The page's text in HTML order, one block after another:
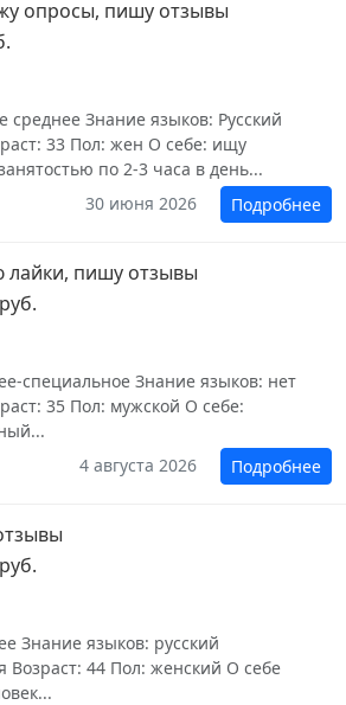
опросы, пишу отзывы
среднее Знание языков: Русский
33 Пол: жен О себе: ищу
по 2-3 часа в день...
30 июня 2026
Подробнее
лайки, пишу отзывы
специальное Знание языков: нет
35 Пол: мужской О себе:
4 августа 2026
Подробнее
Знание языков: русский
Возраст: 44 Пол: женский О себе